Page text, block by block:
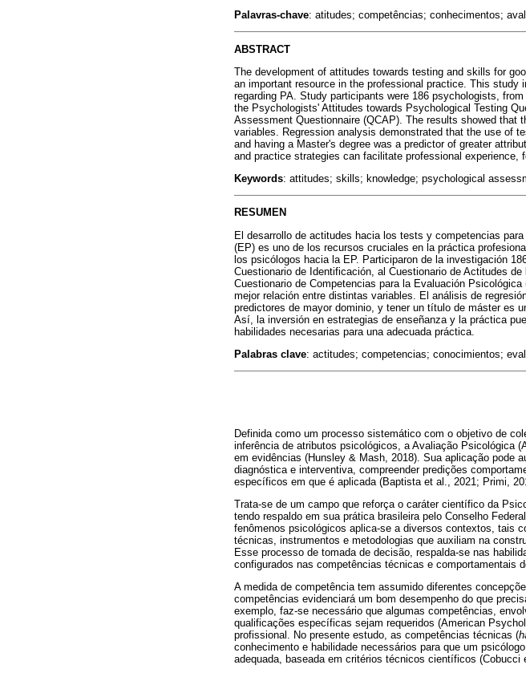
Palavras-chave: atitudes; competências; conhecimentos;
ABSTRACT
The development of attitudes towards testing and skills for
an important resource in the professional practice. This
regarding PA. Study participants were 186 psychologists,
the Psychologists' Attitudes towards Psychological Testing
Assessment Questionnaire (QCAP). The results showed that
variables. Regression analysis demonstrated that the use of
and having a Master's degree was a predictor of greater
and practice strategies can facilitate professional
Keywords: attitudes; skills; knowledge; psychological
RESUMEN
El desarrollo de actitudes hacia los tests y competencias
(EP) es uno de los recursos cruciales en la práctica
los psicólogos hacia la EP. Participaron de la investigación
Cuestionario de Identificación, al Cuestionario de Actitudes
Cuestionario de Competencias para la Evaluación
mejor relación entre distintas variables. El análisis de
predictores de mayor dominio, y tener un título de máster es
Así, la inversión en estrategias de enseñanza y la práctica
habilidades necesarias para una adecuada práctica.
Palabras clave: actitudes; competencias; conocimientos;
Definida como um processo sistemático com o objetivo de
inferência de atributos psicológicos, a Avaliação Psicológica
em evidências (Hunsley & Mash, 2018). Sua aplicação pode
diagnóstica e interventiva, compreender predições
específicos em que é aplicada (Baptista et al., 2021; Primi,
Trata-se de um campo que reforça o caráter científico da
tendo respaldo em sua prática brasileira pelo Conselho
fenômenos psicológicos aplica-se a diversos contextos, tais
técnicas, instrumentos e metodologias que auxiliam na
Esse processo de tomada de decisão, respalda-se nas
configurados nas competências técnicas e comportamentais
A medida de competência tem assumido diferentes
competências evidenciará um bom desempenho do que
exemplo, faz-se necessário que algumas competências,
qualificações específicas sejam requeridos (American
profissional. No presente estudo, as competências técnicas (
conhecimento e habilidade necessários para que um
adequada, baseada em critérios técnicos científicos (Cobucci